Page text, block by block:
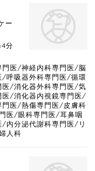
ー
分
医/神経内科専門医/脳
呼吸器外科専門医/循環
/消化器外科専門医/気
/消化器内視鏡専門医/
医/熱傷専門医/皮膚科
医/眼科専門医/耳鼻咽
内分泌代謝科専門医/リ
人科